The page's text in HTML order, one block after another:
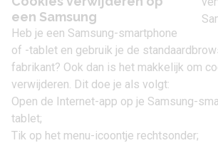
een Samsung
Heb je een Samsung-smartphone
of -tablet en gebruik je de
fabrikant? Ook dan is het makkelijk om
verwijderen. Dit doe je als volgt:
Open de Internet-app op je Samsung-
tablet;
Tik op het menu-icoontje rechtsonder;